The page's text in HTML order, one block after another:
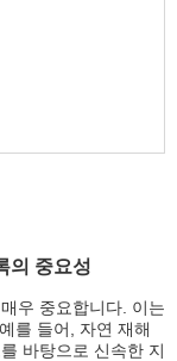
의 중요성
우 중요합니다. 이는
를 들어, 자연 재해
바탕으로 신속한 지